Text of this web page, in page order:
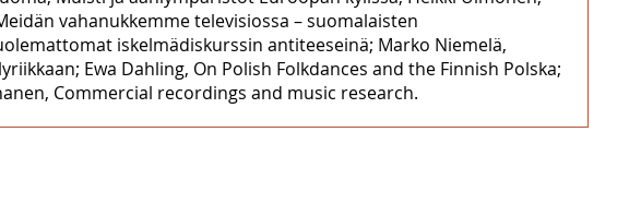
vahanukkemme televisiossa – suomalaisten
iskelmädiskurssin antiteeseinä; Marko Niemelä,
Ewa Dahling, On Polish Folkdances and the Finnish Polska;
Commercial recordings and music research.